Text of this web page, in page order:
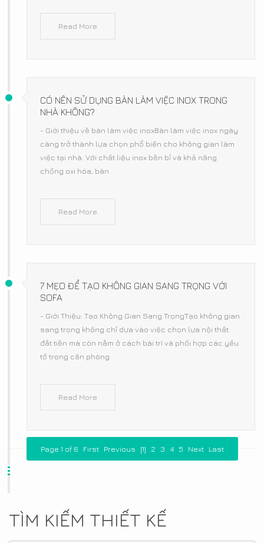
Read More
CÓ NÊN SỬ DỤNG BÀN LÀM VIỆC INOX TRONG
NHÀ KHÔNG?
- Giới thiệu về bàn làm việc inoxBàn làm việc inox ngày
càng trở thành lựa chọn phổ biến cho không gian làm
việc tại nhà. Với chất liệu inox bền bỉ và khả năng
chống oxi hóa, bàn
Read More
7 MẸO ĐỂ TẠO KHÔNG GIAN SANG TRỌNG VỚI
SOFA
- Giới Thiệu: Tạo Không Gian Sang TrọngTạo không gian
sang trọng không chỉ dựa vào việc chọn lựa nội thất
đắt tiền mà còn nằm ở cách bài trí và phối hợp các yếu
tố trong căn phòng
Read More
Page 1 of 6 First Previous [1] 2 3 4 5 Next Last
TÌM KIẾM THIẾT KẾ